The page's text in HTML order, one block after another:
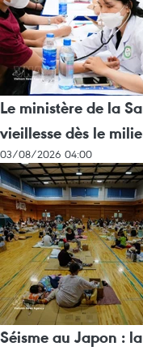
Le ministère de la
vieillesse dès le
03/08/2026 04:00
Séisme au Japon :